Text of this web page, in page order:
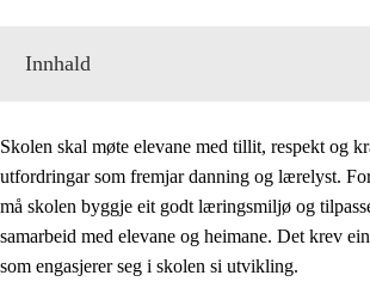
Innhald
Skolen skal møte elevane med tillit, respekt og
utfordringar som fremjar danning og lærelyst.
må skolen byggje eit godt læringsmiljø og
samarbeid med elevane og heimane. Det krev
som engasjerer seg i skolen si utvikling.